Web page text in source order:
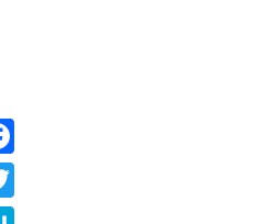
コ
ン
テ
ン